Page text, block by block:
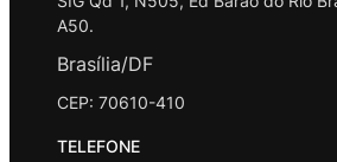
A50.
Brasília/DF
CEP: 70610-410
TELEFONE